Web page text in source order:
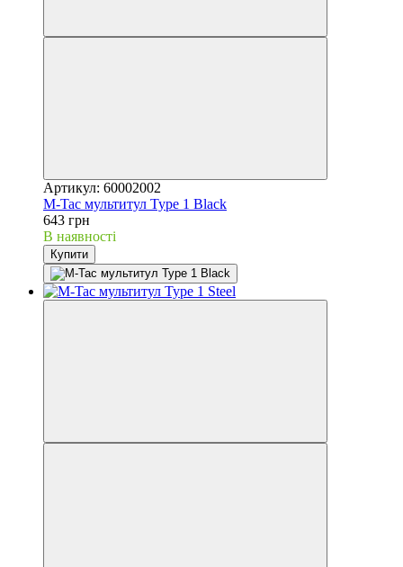
Артикул: 60002002
M-Tac мультитул Type 1 Black
643 грн
В наявності
Купити